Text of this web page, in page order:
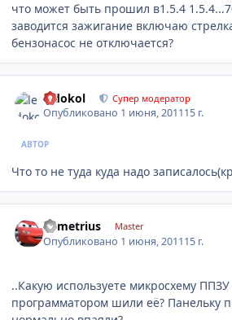
что может быть прошил в1.5.4
заводится зажигание включаю
бензонасос не отключается?
ledokol Супер модератор
Опубликовано 1 июня, 201115 г.
АВТОР
Что то не туда куда надо
demetrius Master
Опубликовано 1 июня, 201115 г.
..Какую используете микросхему
программатором шили её? Панельку